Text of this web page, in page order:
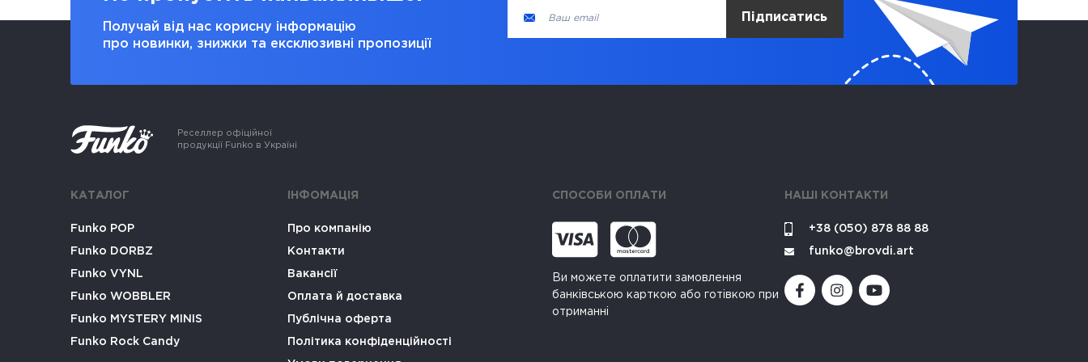
Получай від нас корисну інформацію
про новинки, знижки та ексклюзивні пропозиції
Підписатись
Реселлер офіційної
продукції Funko в Україні
КАТАЛОГ
Funko POP
Funko DORBZ
Funko VYNL
Funko WOBBLER
Funko MYSTERY MINIS
Funko Rock Candy
ІНФОМАЦІЯ
Про компанію
Контакти
Вакансії
Оплата й доставка
Публічна оферта
Політика конфіденційності
СПОСОБИ ОПЛАТИ
Ви можете оплатити замовлення
банківською карткою або готівкою при
отриманні
НАШІ КОНТАКТИ
+38 (050) 878 88 88
funko@brovdi.art